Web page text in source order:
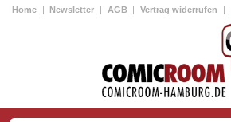
Home | Newsletter | AGB | Vertrag widerrufen |